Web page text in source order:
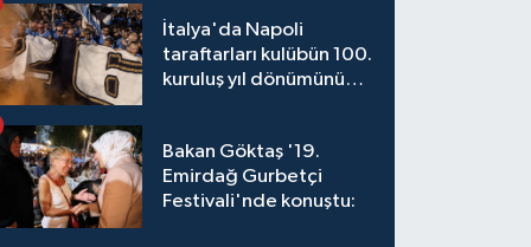
İtalya'da Napoli
taraftarları kulübün 100.
kuruluş yıl dönümünü
Bakan Göktaş '19.
Emirdağ Gurbetçi
Festivali'nde konuştu: